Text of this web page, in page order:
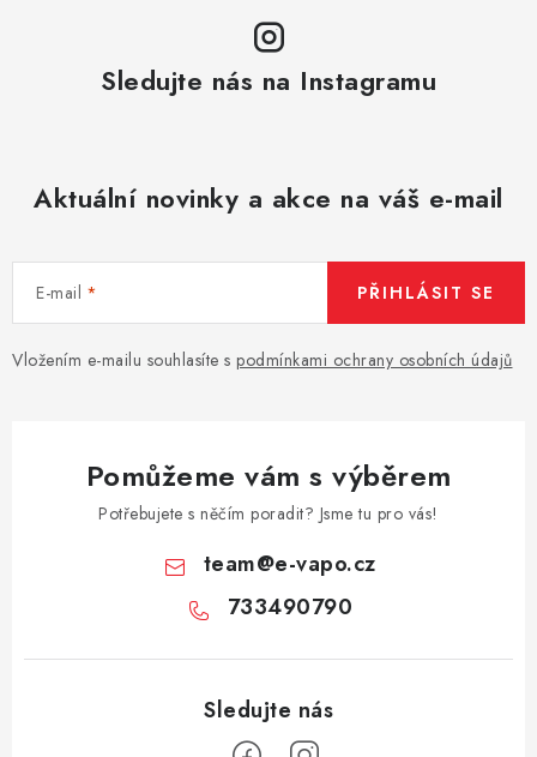
Sledujte nás na Instagramu
Aktuální novinky a akce na váš e-mail
E-mail
Vložením e-mailu souhlasíte s podmínkami ochrany osobních údajů
PŘIHLÁSIT SE
Pomůžeme vám s výběrem
Potřebujete s něčím poradit? Jsme tu pro vás!
team@e-vapo.cz
733490790